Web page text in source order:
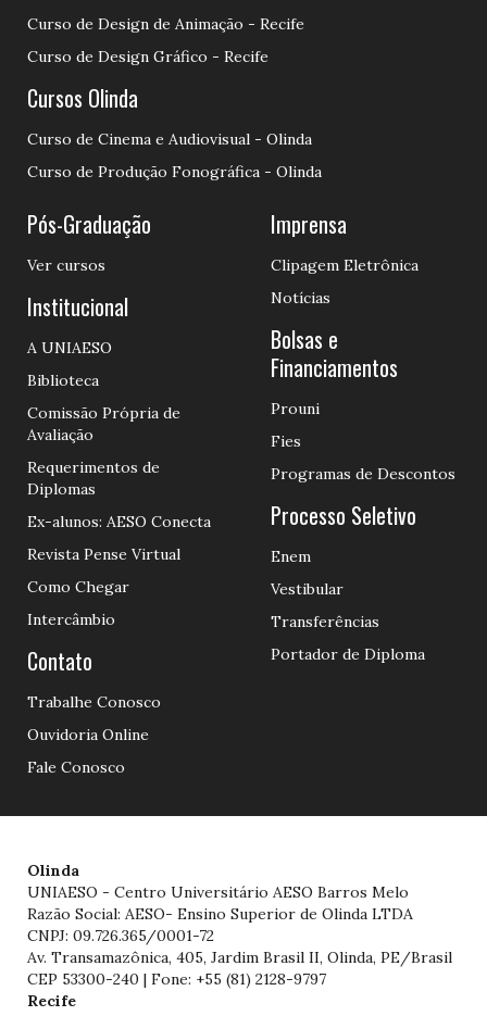
Curso de Design de Animação - Recife
Curso de Design Gráfico - Recife
Cursos Olinda
Curso de Cinema e Audiovisual - Olinda
Curso de Produção Fonográfica - Olinda
Pós-Graduação
Ver cursos
Institucional
A UNIAESO
Biblioteca
Comissão Própria de
Avaliação
Requerimentos de
Diplomas
Ex-alunos: AESO Conecta
Revista Pense Virtual
Como Chegar
Intercâmbio
Contato
Trabalhe Conosco
Ouvidoria Online
Fale Conosco
Imprensa
Clipagem Eletrônica
Notícias
Bolsas e
Financiamentos
Prouni
Fies
Programas de Descontos
Processo Seletivo
Enem
Vestibular
Transferências
Portador de Diploma
Olinda
UNIAESO - Centro Universitário AESO Barros Melo
Razão Social: AESO- Ensino Superior de Olinda LTDA
CNPJ: 09.726.365/0001-72
Av. Transamazônica, 405, Jardim Brasil II, Olinda, PE/Brasil
CEP 53300-240 | Fone: +55 (81) 2128-9797
Recife